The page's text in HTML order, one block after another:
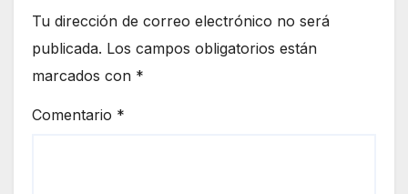
Tu dirección de correo electrónico no será
publicada. Los campos obligatorios están
marcados con *
Comentario *